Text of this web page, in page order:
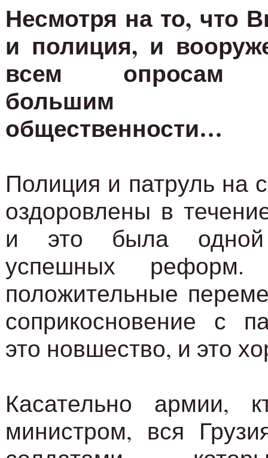
Несмотря на то, что
и полиция, и
всем опросам
большим
общественности…
Полиция и патруль на
оздоровлены в
и это была
успешных
положительные
соприкосновение с
это новшество, и это
Касательно
министром, вся